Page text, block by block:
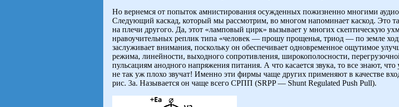
Но вернемся от попыток амнистирования осужденных пожизненно многими
Следующий каскад, который мы рассмотрим, во многом напоминает каскод. Это
на плечи другого. Да, этот «ламповый цирк» вызывает у многих скептическую
нравоучительных реплик типа «человек — прошу прощенья, триод — по земле
заслуживает внимания, поскольку он обеспечивает одновременное ощутимое
режима, линейности, выходного сопротивления, широкополосности,
пульсациям анодного напряжения питания. А что касается звука, то все знают,
не так уж плохо звучат! Именно эти фирмы чаще других применяют в качестве
рис. 3а. Называется он чаще всего СРПП (SRPP — Shunt Regulated Push Pull).